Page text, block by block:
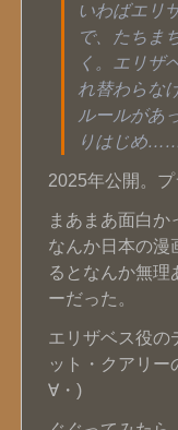
いわばエリ
で、たちま
く。エリザ
れ替わらな
ルールがあ
りはじめ
2025年公開。プ
まあまあ面白か
なんか日本の漫
るとなんか無理
ーだった。
エリザベス役の
ット・クアリー
∀・)